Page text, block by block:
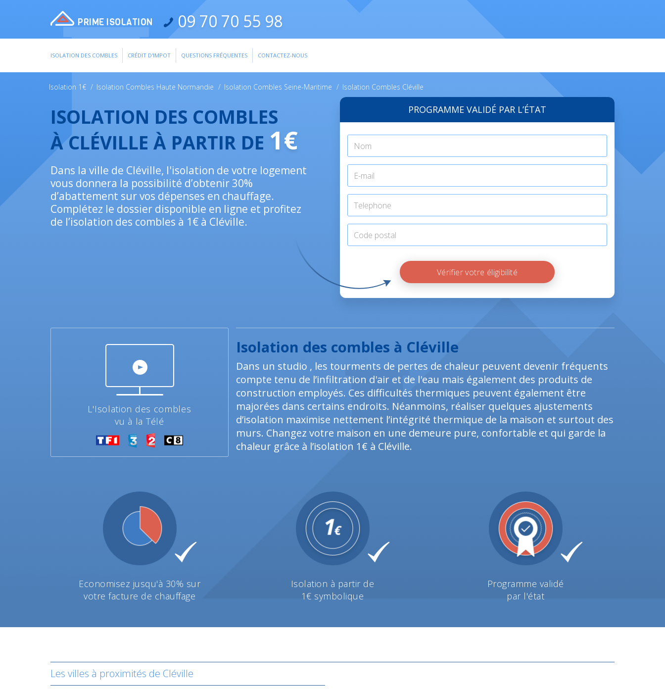
PRIME ISOLATION 09 70 70 55 98
ISOLATION DES COMBLES CRÉDIT D'IMPOT QUESTIONS FRÉQUENTES CONTACTEZ-NOUS
Isolation 1€ / Isolation Combles Haute Normandie / Isolation Combles Seine-Maritime / Isolation Combles Cléville
ISOLATION DES COMBLES
À CLÉVILLE À PARTIR DE 1€
Dans la ville de Cléville, l'isolation de votre logement
vous donnera la possibilité d’obtenir 30%
d’abattement sur vos dépenses en chauffage.
Complétez le dossier disponible en ligne et profitez
de l’isolation des combles à 1€ à Cléville.
PROGRAMME VALIDÉ PAR L’ÉTAT
Vérifier votre éligibilité
L'Isolation des combles
vu à la Télé
Isolation des combles à Cléville
Dans un studio , les tourments de pertes de chaleur peuvent devenir fréquents
compte tenu de l’infiltration d'air et de l'eau mais également des produits de
construction employés. Ces difficultés thermiques peuvent également être
majorées dans certains endroits. Néanmoins, réaliser quelques ajustements
d’isolation maximise nettement l’intégrité thermique de la maison et surtout des
murs. Changez votre maison en une demeure pure, confortable et qui garde la
chaleur grâce à l’isolation 1€ à Cléville.
Economisez jusqu'à 30% sur
votre facture de chauffage
Isolation à partir de
1€ symbolique
Programme validé
par l'état
Les villes à proximités de Cléville